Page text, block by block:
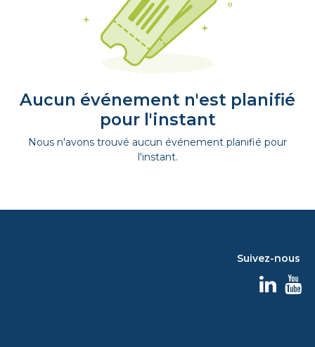
Aucun événement n'est planifié
pour l'instant
Nous n'avons trouvé aucun événement planifié pour
l'instant.
Suivez-nous